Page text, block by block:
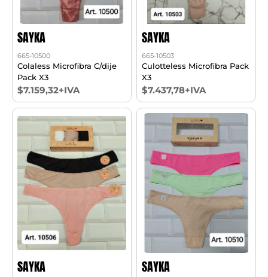
SAYKA
665-10500
Colaless Microfibra C/dije
Pack X3
$7.159,32+IVA
SAYKA
665-10503
Culotteless Microfibra Pack
X3
$7.437,78+IVA
SAYKA SAYKA